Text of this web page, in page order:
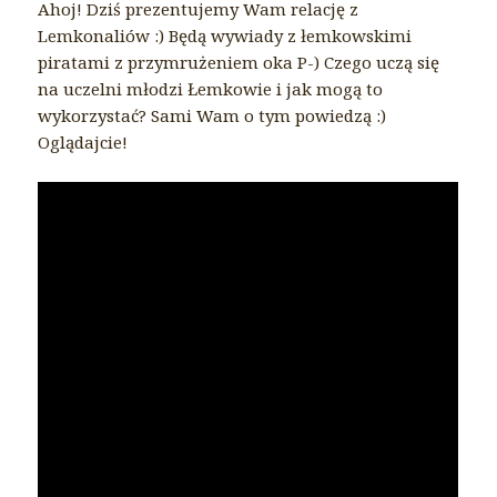
Ahoj! Dziś prezentujemy Wam relację z
Lemkonaliów :) Będą wywiady z łemkowskimi
piratami z przymrużeniem oka P-) Czego uczą się
na uczelni młodzi Łemkowie i jak mogą to
wykorzystać? Sami Wam o tym powiedzą :)
Oglądajcie!